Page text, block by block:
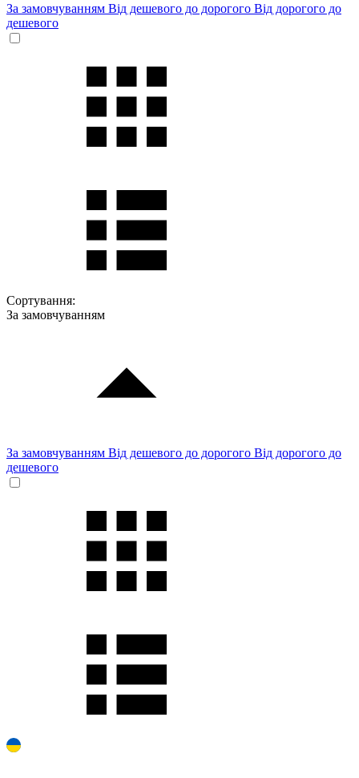
За замовчуванням Від дешевого до дорогого Від дорогого до
дешевого
Сортування:
За замовчуванням
За замовчуванням Від дешевого до дорогого Від дорогого до
дешевого